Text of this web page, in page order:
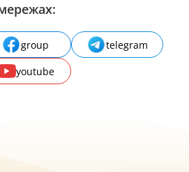
group
telegram
youtube